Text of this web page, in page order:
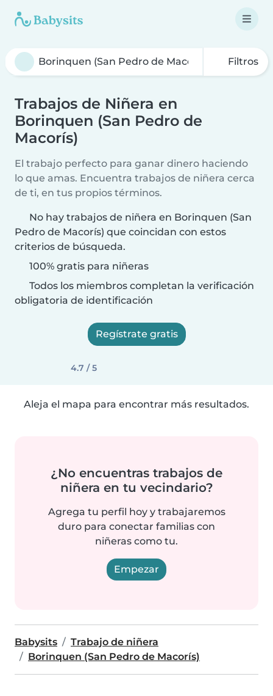
Filtros
Trabajos de Niñera en
Borinquen (San Pedro de
Macorís)
El trabajo perfecto para ganar dinero haciendo
lo que amas. Encuentra trabajos de niñera cerca
de ti, en tus propios términos.
No hay trabajos de niñera en Borinquen (San
Pedro de Macorís) que coincidan con estos
criterios de búsqueda.
100% gratis para niñeras
Todos los miembros completan la verificación
obligatoria de identificación
Regístrate gratis
4.7 / 5
Aleja el mapa para encontrar más resultados.
¿No encuentras trabajos de
niñera en tu vecindario?
Agrega tu perfil hoy y trabajaremos
duro para conectar familias con
niñeras como tu.
Empezar
Babysits
Trabajo de niñera
Borinquen (San Pedro de Macorís)